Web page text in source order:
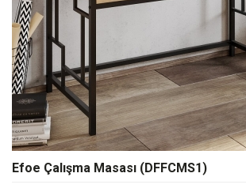
Efoe Çalışma Masası (DFFCMS1)